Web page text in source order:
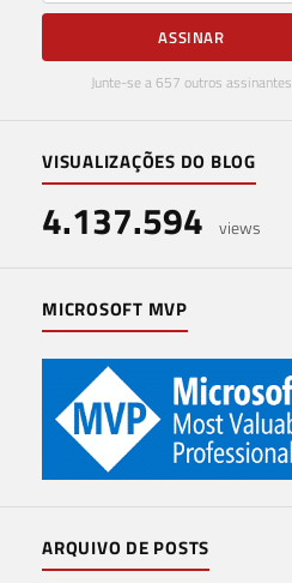
ASSINAR
Junte-se a 657 outros assinantes
VISUALIZAÇÕES DO BLOG
4.137.594 views
MICROSOFT MVP
ARQUIVO DE POSTS